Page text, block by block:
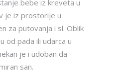
bebe iz kreveta u
je iz prostorije u
za putovanja i sl. Oblik
od pada ili udarca u
je i udoban da
san.